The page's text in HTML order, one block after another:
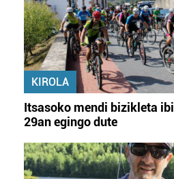
KIROLA
Itsasoko mendi bizikleta
29an egingo dute